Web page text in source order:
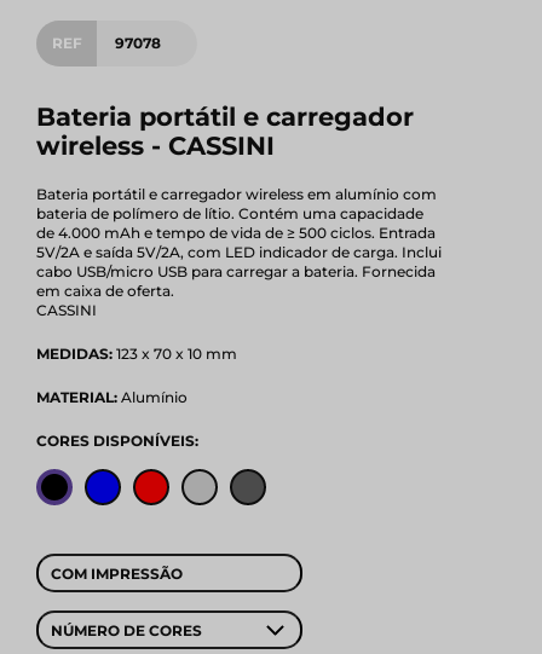
REF 97078
Bateria portátil e carregador
wireless - CASSINI
Bateria portátil e carregador wireless em alumínio com
bateria de polímero de lítio. Contém uma capacidade
de 4.000 mAh e tempo de vida de ≥ 500 ciclos. Entrada
5V/2A e saída 5V/2A, com LED indicador de carga. Inclui
cabo USB/micro USB para carregar a bateria. Fornecida
em caixa de oferta.
CASSINI
MEDIDAS: 123 x 70 x 10 mm
MATERIAL: Alumínio
CORES DISPONÍVEIS:
COM IMPRESSÃO
NÚMERO DE CORES